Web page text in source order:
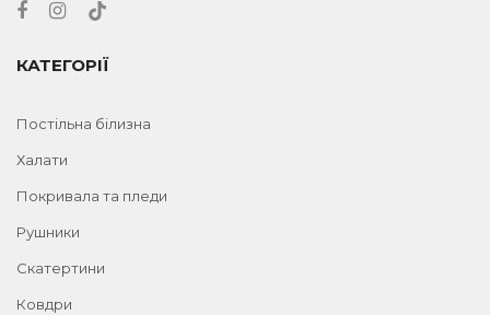
КАТЕГОРІЇ
Постільна білизна
Халати
Покривала та пледи
Рушники
Скатертини
Ковдри